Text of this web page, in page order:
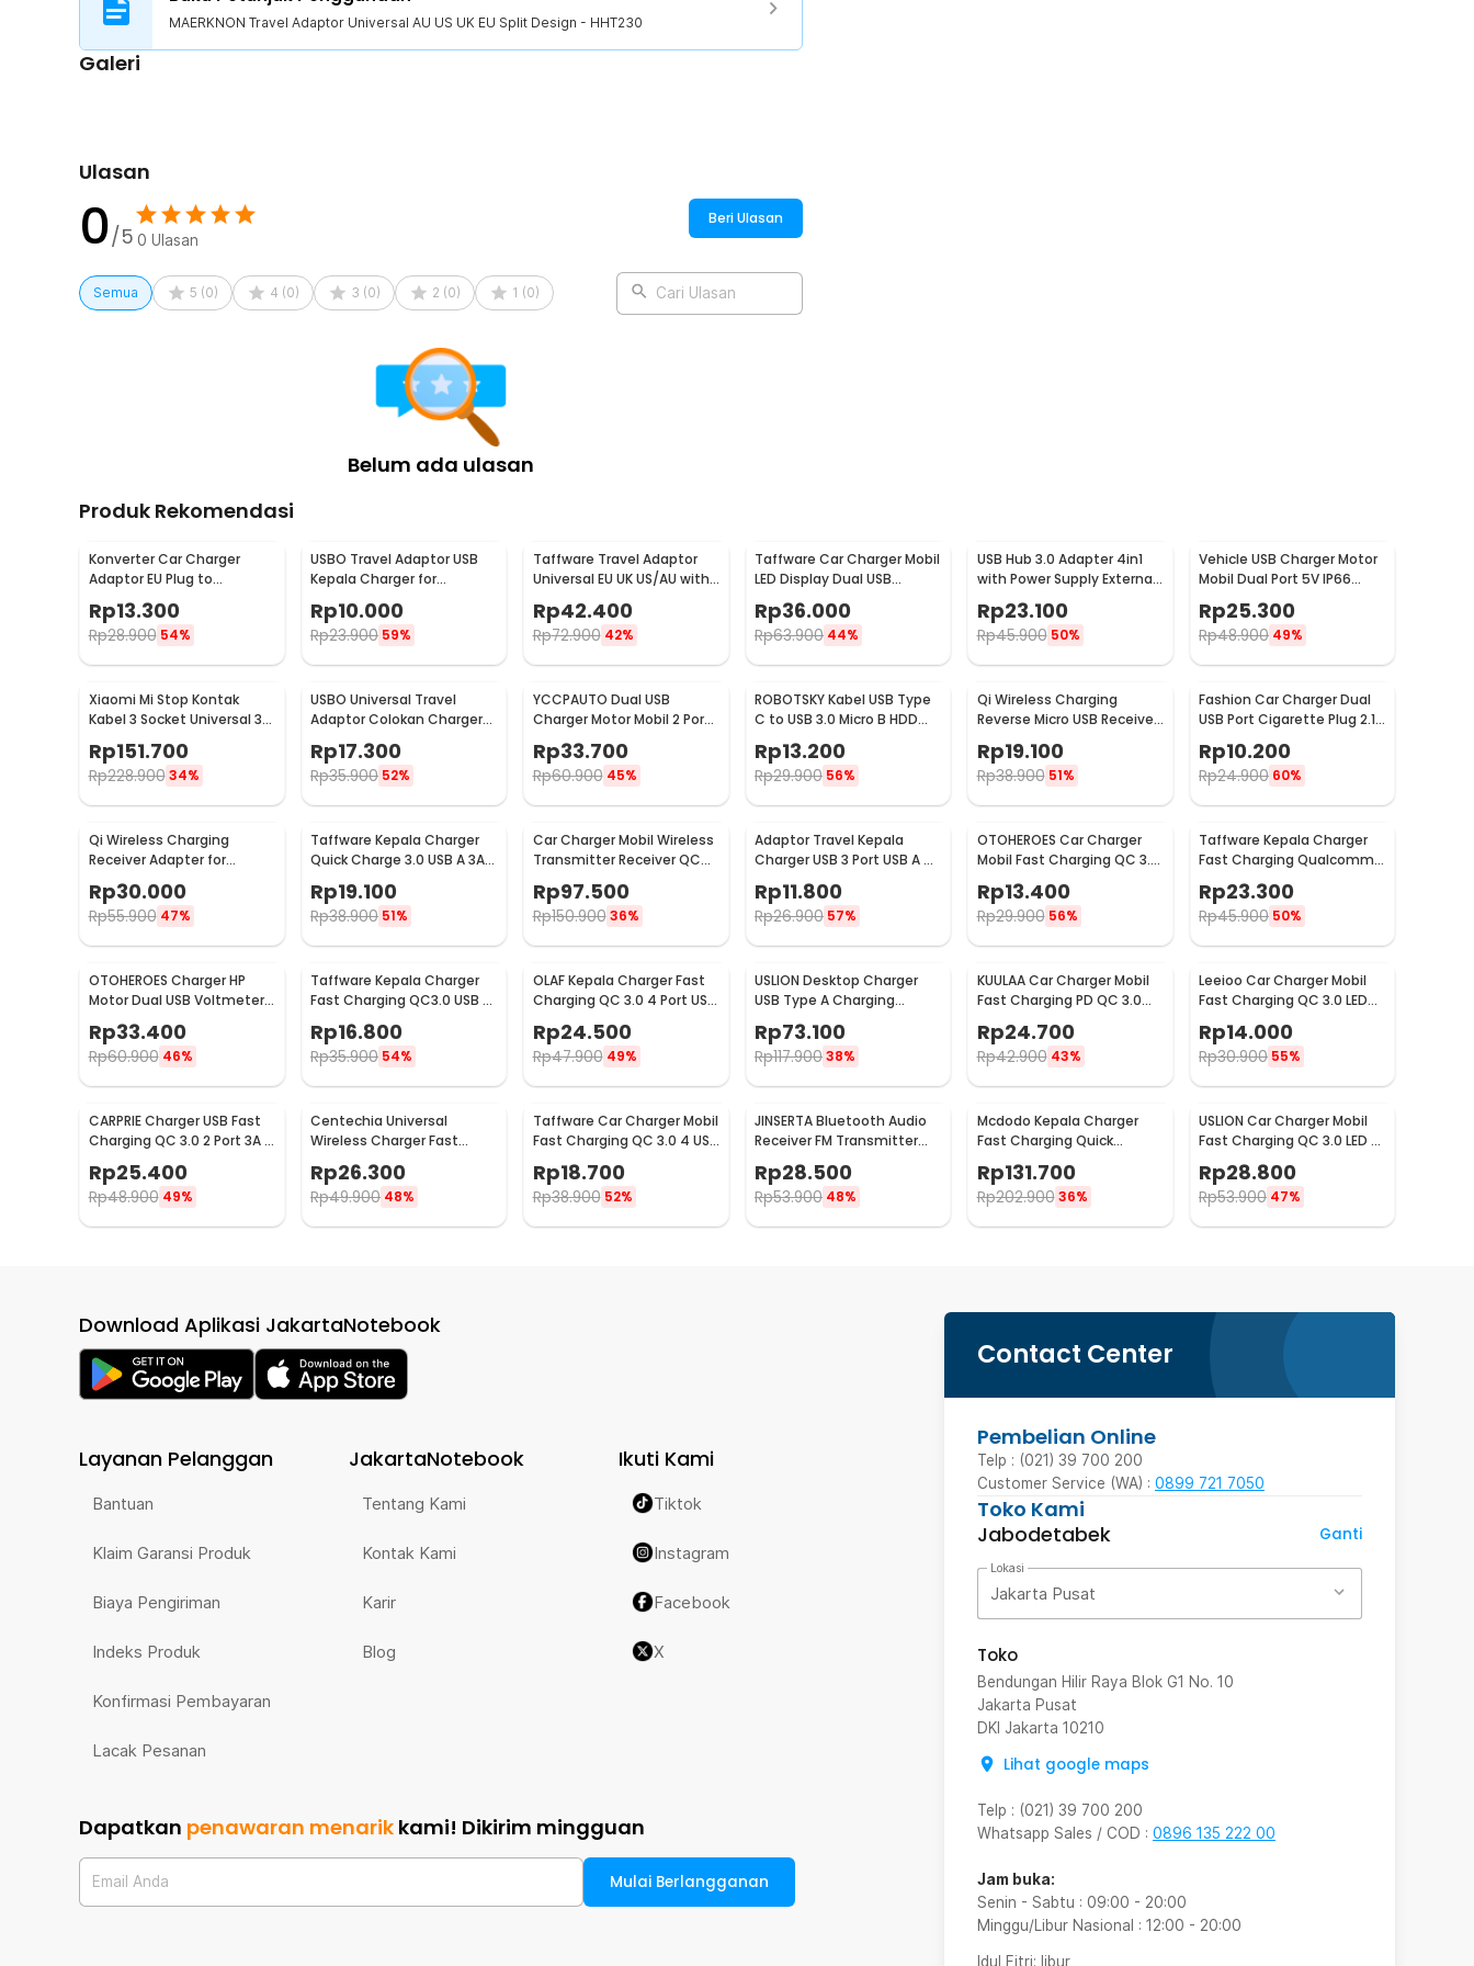
1 x Kotak Penyimpanan
MAERKNON Travel Adaptor Universal AU US UK EU Split Design - HHT230
Galeri
Ulasan
0/5 0 Ulasan
Beri Ulasan
Semua 5 (0) 4 (0) 3 (0) 2 (0) 1 (0) Cari Ulasan
Belum ada ulasan
Produk Rekomendasi
Konverter Car Charger
Adaptor EU Plug to
Cigarette Socket 12V
500mA - KYA109
Rp13.300
Rp28.900 54%
USBO Travel Adaptor USB
Kepala Charger for
U90EWE
Rp10.000
Rp23.900 59%
Taffware Travel Adaptor
Universal EU UK US/AU with
Rp42.400
Rp72.900 42%
Taffware Car Charger Mobil
LED Display Dual USB
Cigarette Plug 3.1A - EC2
Rp36.000
Rp63.900 44%
USB Hub 3.0 Adapter 4in1
with Power Supply External
USB 3.0 4 Port - UH-103U3
Rp23.100
Rp45.900 50%
Vehicle USB Charger Motor
Mobil Dual Port 5V IP66
Splashproof - 42557
Rp25.300
Rp48.900 49%
Xiaomi Mi Stop Kontak
Kabel 3 Socket Universal 3
XMCXB01QMN (ORIGINAL)
Rp151.700
Rp228.900 34%
USBO Universal Travel
Adaptor Colokan Charger
Adapter 1000W - 931L
Rp17.300
Rp35.900 52%
YCCPAUTO Dual USB
Charger Motor Mobil 2 Port
DC 12-24V 3.1A 1 PCS - CJ-
L040
Rp33.700
Rp60.900 45%
ROBOTSKY Kabel USB Type
C to USB 3.0 Micro B HDD
Data Cable 1M - SGC10
Rp13.200
Rp29.900 56%
Qi Wireless Charging
Reverse Micro USB Receiver
Rp19.100
Rp38.900 51%
Fashion Car Charger Dual
USB Port Cigarette Plug 2.1A
Rp10.200
Rp24.900 60%
Qi Wireless Charging
Receiver Adapter for
Smartphone USB Type C -
P9
Rp30.000
Rp55.900 47%
Taffware Kepala Charger
Quick Charge 3.0 USB A 3A -
Rp19.100
Rp38.900 51%
Car Charger Mobil Wireless
Transmitter Receiver QC
Rp97.500
Rp150.900 36%
Adaptor Travel Kepala
Charger USB 3 Port USB A 5V
3.1A - EKA
Rp11.800
Rp26.900 57%
OTOHEROES Car Charger
Mobil Fast Charging QC 3.0
Dual USB 3.1A 30W - DC-681
Rp13.400
Rp29.900 56%
Taffware Kepala Charger
Fast Charging Qualcomm
QC 3.0 USB 3 Port USB - AR-
QC-03
Rp23.300
Rp45.900 50%
OTOHEROES Charger HP
Motor Dual USB Voltmeter
Waterproof 4.2A - Y451
Rp33.400
Rp60.900 46%
Taffware Kepala Charger
Fast Charging QC3.0 USB A
EU Plug 3A 18W - TE-007
Rp16.800
Rp35.900 54%
OLAF Kepala Charger Fast
Charging QC 3.0 4 Port USB
Rp24.500
Rp47.900 49%
USLION Desktop Charger
USB Type A Charging
Station Dock 5 Port 4A -
US04
Rp73.100
Rp117.90038%
KUULAA Car Charger Mobil
Fast Charging PD QC 3.0
Rp24.700
Rp42.900 43%
Leeioo Car Charger Mobil
Fast Charging QC 3.0 LED
Rp14.000
Rp30.900 55%
CARPRIE Charger USB Fast
Charging QC 3.0 2 Port 3A -
Rp25.400
Rp48.900 49%
Centechia Universal
Wireless Charger Fast
Charging Station Base 2A
10W - K8
Rp26.300
Rp49.900 48%
Taffware Car Charger Mobil
Fast Charging QC 3.0 4 USB
A Port 7A 35W - BK-358
Rp18.700
Rp38.900 52%
JINSERTA Bluetooth Audio
Receiver FM Transmitter
USB Charger - X8
Rp28.500
Rp53.900 48%
Mcdodo Kepala Charger
Fast Charging Quick
Charge Dual Port USB 33 W
- CH-092
Rp131.700
Rp202.900 36%
USLION Car Charger Mobil
Fast Charging QC 3.0 LED 5
USB Port A 15A 18W - BK-359
Rp28.800
Rp53.900 47%
Contact Center
Pembelian Online
Telp : (021) 39 700 200
Customer Service (WA) : 0899 721 7050
Toko Kami
Jabodetabek
Ganti
Lokasi
Jakarta Pusat
Toko
Bendungan Hilir Raya Blok G1 No. 10
Jakarta Pusat
DKI Jakarta 10210
Lihat google maps
Telp : (021) 39 700 200
Whatsapp Sales / COD : 0896 135 222 00
Jam buka:
Senin - Sabtu : 09:00 - 20:00
Minggu/Libur Nasional : 12:00 - 20:00
Idul Fitri: libur
Download Aplikasi JakartaNotebook
Layanan Pelanggan
Bantuan
Klaim Garansi Produk
Biaya Pengiriman
Indeks Produk
Konfirmasi Pembayaran
Lacak Pesanan
JakartaNotebook
Tentang Kami
Kontak Kami
Karir
Blog
Ikuti Kami
Tiktok
Instagram
Facebook
X
Dapatkan penawaran menarik kami! Dikirim mingguan
Email Anda Mulai Berlangganan